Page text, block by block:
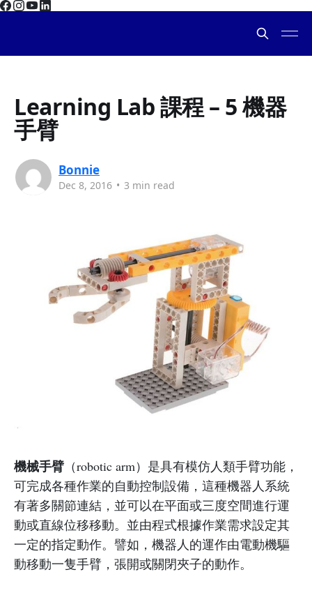
Learning Lab 課程 – 5 機器
手臂
Bonnie
Dec 8, 2016 • 3 min read
機械手臂 （robotic arm）是具有模仿人類手臂功能，
可完成各種作業的自動控制設備，這種機器人系統
有著多關節連結，並可以在平面或三度空間進行運
動或直線位移移動。並由程式根據作業需求設定其
一定的指定動作。譬如，機器人的運作由電動機驅
動移動一隻手臂，張開或關閉夾子的動作。